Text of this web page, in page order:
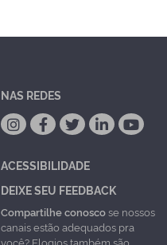
NAS REDES
ACESSIBILIDADE
DEIXE SEU FEEDBACK
Compartilhe conoscose nossos
canais estão adequados pra
você? Elogios também são